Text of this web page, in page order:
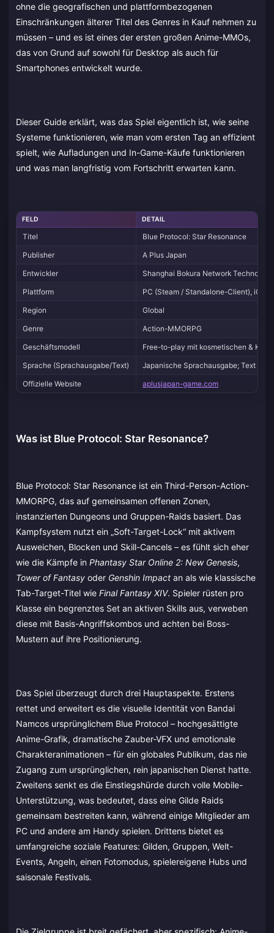
ohne die geografischen und plattformbezogenen
Einschränkungen älterer Titel des Genres in Kauf nehmen zu
müssen – und es ist eines der ersten großen Anime-MMOs,
das von Grund auf sowohl für Desktop als auch für
Smartphones entwickelt wurde.
Dieser Guide erklärt, was das Spiel eigentlich ist, wie seine
Systeme funktionieren, wie man vom ersten Tag an effizient
spielt, wie Aufladungen und In-Game-Käufe funktionieren
und was man langfristig vom Fortschritt erwarten kann.
FELD DETAIL
Titel
Blue Protocol: Star Resonance
Publisher
A Plus Japan
Entwickler
Shanghai Bokura Network Technology
Plattform
PC (Steam / Standalone-Client), iOS,
Region
Global
Genre
Action-MMORPG
Geschäftsmodell
Free-to-play mit kosmetischen &
Sprache (Sprachausgabe/Text)
Japanische Sprachausgabe; Text in
Offizielle Website
aplusjapan-game.com
Was ist Blue Protocol: Star Resonance?
Blue Protocol: Star Resonance ist ein Third-Person-Action-
MMORPG, das auf gemeinsamen offenen Zonen,
instanzierten Dungeons und Gruppen-Raids basiert. Das
Kampfsystem nutzt ein „Soft-Target-Lock“ mit aktivem
Ausweichen, Blocken und Skill-Cancels – es fühlt sich eher
wie die Kämpfe in Phantasy Star Online 2: New Genesis,
Tower of Fantasy oder Genshin Impact an als wie klassische
Tab-Target-Titel wie Final Fantasy XIV. Spieler rüsten pro
Klasse ein begrenztes Set an aktiven Skills aus, verweben
diese mit Basis-Angriffskombos und achten bei Boss-
Mustern auf ihre Positionierung.
Das Spiel überzeugt durch drei Hauptaspekte. Erstens
rettet und erweitert es die visuelle Identität von Bandai
Namcos ursprünglichem Blue Protocol – hochgesättigte
Anime-Grafik, dramatische Zauber-VFX und emotionale
Charakteranimationen – für ein globales Publikum, das nie
Zugang zum ursprünglichen, rein japanischen Dienst hatte.
Zweitens senkt es die Einstiegshürde durch volle Mobile-
Unterstützung, was bedeutet, dass eine Gilde Raids
gemeinsam bestreiten kann, während einige Mitglieder am
PC und andere am Handy spielen. Drittens bietet es
umfangreiche soziale Features: Gilden, Gruppen, Welt-
Events, Angeln, einen Fotomodus, spielereigene Hubs und
saisonale Festivals.